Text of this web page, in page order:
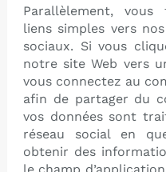
Parallèlement, vous
liens simples vers
sociaux. Si vous
notre site Web vers
vous connectez au
afin de partager du
vos données sont
réseau social en
obtenir des